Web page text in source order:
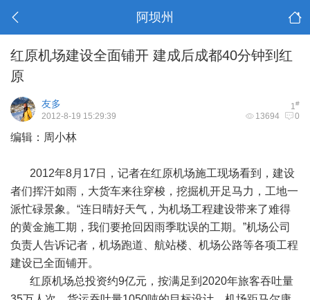
阿坝州
红原机场建设全面铺开 建成后成都40分钟到红
原
1#
友多
13694 0
2012-8-19 15:29:39
编辑：周小林
2012年8月17日，记者在红原机场施工现场看到，建设
者们挥汗如雨，大货车来往穿梭，挖掘机开足马力，工地一
派忙碌景象。“连日晴好天气，为机场工程建设带来了难得
的黄金施工期，我们要抢回因雨季耽误的工期。”机场公司
负责人告诉记者，机场跑道、航站楼、机场公路等各项工程
建设已全面铺开。
红原机场总投资约9亿元，按满足到2020年旅客吞吐量